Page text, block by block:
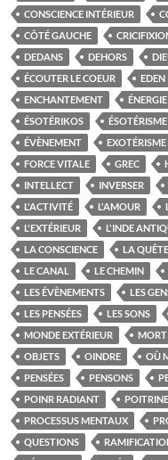
CONSCIENCE INTÉRIEUR
CÔTÉ GAUCHE
DEDANS
DEHORS
ÉCOUTER LE COEUR
EDEN
ENCHANTEMENT
ÉNERGIE
ÉSOTÉRIKOS
ÉSOTÉRISME
ÉVÈNEMENT
EXOTÉRISME
FORCE VITALE
GREC
INTELLECT
INVERSER
L'ACTIVITÉ
L'AMOUR
L'EXTÉRIEUR
L'INDE
LA CONSCIENCE
LA QUÊTE
LE CANAL
LE CHEMIN
LES ÉVÈNEMENTS
LES
LES PENSÉES
LES SONS
MONDE EXTÉRIEUR
MORT
OBJETS
OINDRE OÙ
PENSÉES
PENSONS
POINR RADIANT
POITRINE
PROCESSUS MENTAUX
QUESTIONS